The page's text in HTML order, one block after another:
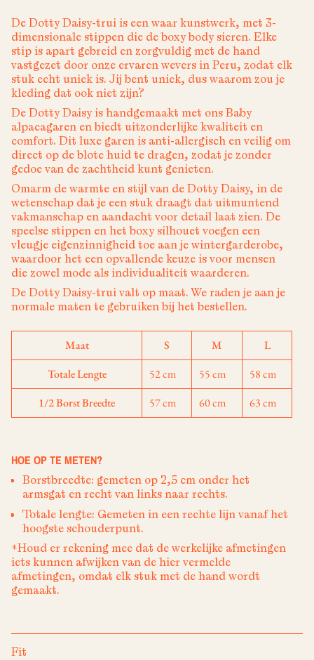
De Dotty Daisy-trui is een waar kunstwerk, met 3-
dimensionale stippen die de boxy body sieren. Elke
stip is apart gebreid en zorgvuldig met de hand
vastgezet door onze ervaren wevers in Peru, zodat elk
stuk echt uniek is. Jij bent uniek, dus waarom zou je
kleding dat ook niet zijn?
De Dotty Daisy is handgemaakt met ons Baby
alpacagaren en biedt uitzonderlijke kwaliteit en
comfort. Dit luxe garen is anti-allergisch en veilig om
direct op de blote huid te dragen, zodat je zonder
gedoe van de zachtheid kunt genieten.
Omarm de warmte en stijl van de Dotty Daisy, in de
wetenschap dat je een stuk draagt dat uitmuntend
vakmanschap en aandacht voor detail laat zien. De
speelse stippen en het boxy silhouet voegen een
vleugje eigenzinnigheid toe aan je wintergarderobe,
waardoor het een opvallende keuze is voor mensen
die zowel mode als individualiteit waarderen.
De Dotty Daisy-trui valt op maat. We raden je aan je
normale maten te gebruiken bij het bestellen.
Maat S M
L
Totale Lengte
52 cm 55 cm
58 cm
1/2 Borst Breedte
57 cm 60 cm 63 cm
HOE OP TE METEN?
Borstbreedte: gemeten op 2,5 cm onder het
armsgat en recht van links naar rechts.
Totale lengte: Gemeten in een rechte lijn vanaf het
hoogste schouderpunt.
*Houd er rekening mee dat de werkelijke afmetingen
iets kunnen afwijken van de hier vermelde
afmetingen, omdat elk stuk met de hand wordt
gemaakt.
Fit